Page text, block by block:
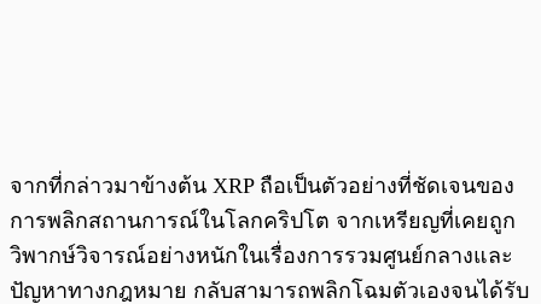
จากที่กล่าวมาข้างต้น XRP ถือเป็นตัวอย่างที่ชัดเจนของ
การพลิกสถานการณ์ในโลกคริปโต จากเหรียญที่เคยถูก
วิพากษ์วิจารณ์อย่างหนักในเรื่องการรวมศูนย์กลางและ
ปัญหาทางกฎหมาย กลับสามารถพลิกโฉมตัวเองจนได้รับ